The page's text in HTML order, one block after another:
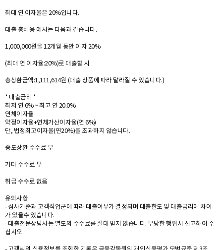
최대 연 이자율은 20%입니다.
대출 총비용 예시는 다음과 같습니다.
1,000,000원을 12개월 동안 이자 20%
(최대 연 이자율:20%)로 대출할 시
총상환금액:1,111,614원 (대출 상품에 따라 달라질 수 있습니다.)
* 대출금리 *
최저 연 6% ~ 최고 연 20.0%
연체이자율
약정이자율+연체가산이자율(연 6%)
단, 법정최고이자율(연20%)을 초과하지 않습니다.
중도상환 수수료 무
기타 수수료 무
취급 수수료 없음
유의사항
- 심사기준과 고객직업군에 따라 대출여부가 결정되며 대출한도 및 대출금리에 차이
가 있을수 있습니다.
- 대출전문상담사는 별도의 수수료를 절대 받지 않습니다. 부당한 행위시 신고하여 주
십시오.